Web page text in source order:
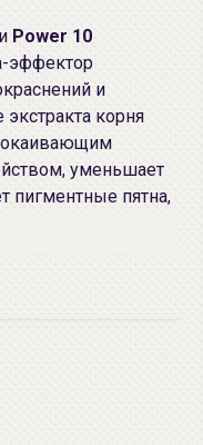
Power 10
эффектор
и
корня
уменьшает
пигментные пятна,